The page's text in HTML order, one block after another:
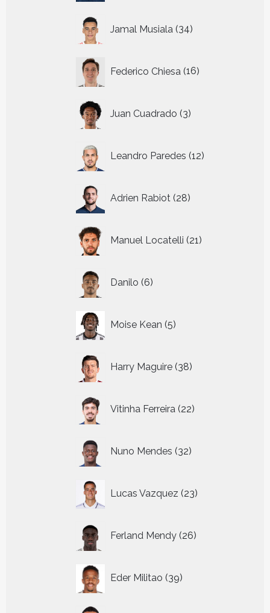
Jamal Musiala 34
producten
Federico Chiesa 16
producten
Juan Cuadrado 3
producten
Leandro Paredes 12
producten
Adrien Rabiot 28
producten
Manuel Locatelli 21
producten
Danilo 6
producten
Moise Kean 5
producten
Harry Maguire 38
producten
Vitinha Ferreira 22
producten
Nuno Mendes 32
producten
Lucas Vazquez 23
producten
Ferland Mendy 26
producten
Eder Militao 39
producten